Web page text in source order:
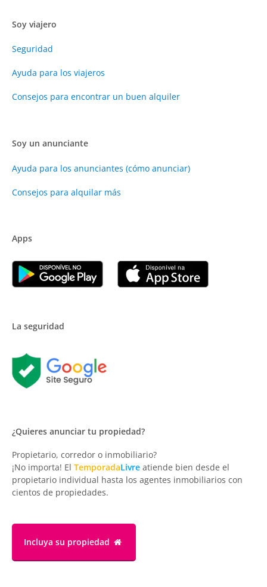
Soy viajero
Seguridad
Ayuda para los viajeros
Consejos para encontrar un buen alquiler
Soy un anunciante
Ayuda para los anunciantes (cómo anunciar)
Consejos para alquilar más
Apps
La seguridad
¿Quieres anunciar tu propiedad?
Propietario, corredor o inmobiliario?
¡No importa! El TemporadaLivre atiende bien desde el
propietario individual hasta los agentes inmobiliarios con
cientos de propiedades.
Incluya su propiedad